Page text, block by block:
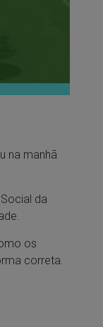
na manhã
da
os
correta.